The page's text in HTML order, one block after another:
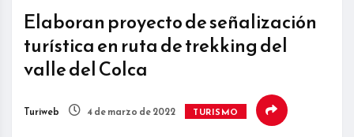
Elaboran proyecto de señalización
turística en ruta de trekking del
valle del Colca
Turiweb 4 de marzo de 2022 TURISMO